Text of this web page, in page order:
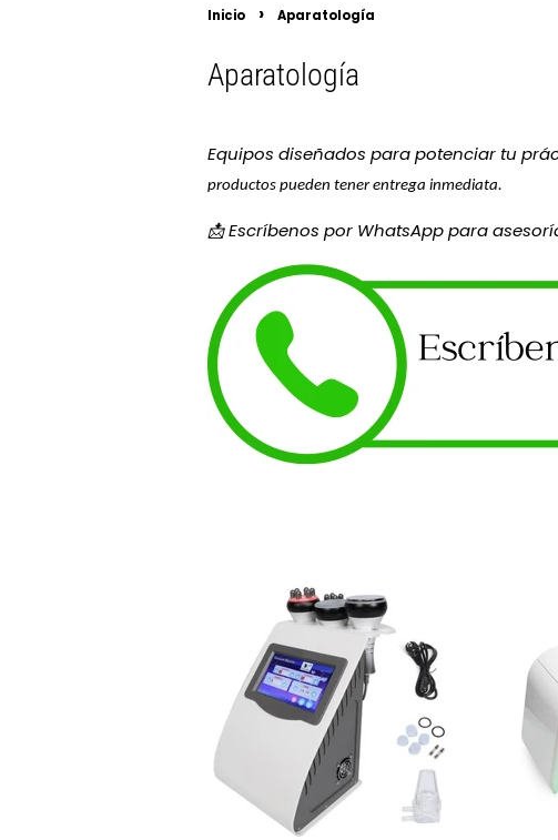
Inicio › Aparatología
Aparatología
Equipos diseñados para potenciar tu
productos pueden tener entrega inmediata.
📩 Escríbenos por WhatsApp para